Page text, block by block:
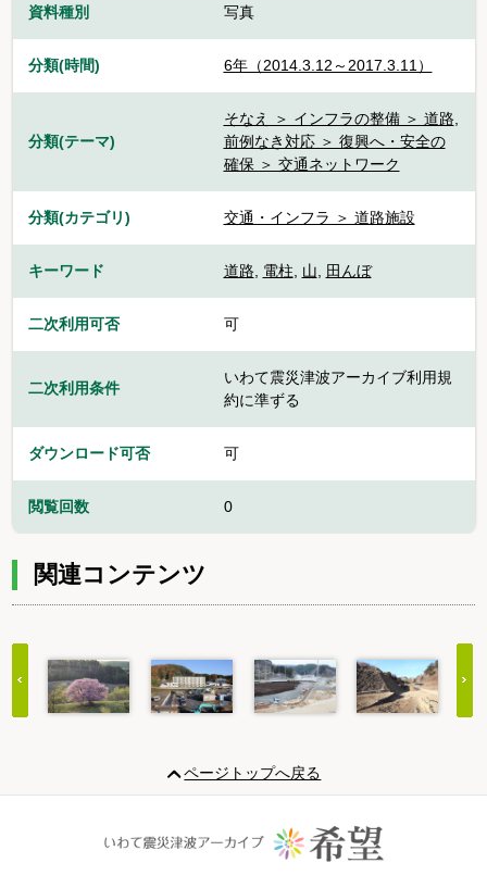
資料種別 写真
分類(時間) 6年（2014.3.12～2017.3.11）
分類(テーマ)
そなえ ＞ インフラの整備 ＞ 道路,
前例なき対応 ＞ 復興へ・安全の
確保 ＞ 交通ネットワーク
分類(カテゴリ) 交通・インフラ ＞ 道路施設
キーワード 道路, 電柱, 山, 田んぼ
二次利用可否 可
二次利用条件
いわて震災津波アーカイブ利用規
約に準ずる
ダウンロード可否 可
閲覧回数 0
関連コンテンツ
20
ページトップへ戻る